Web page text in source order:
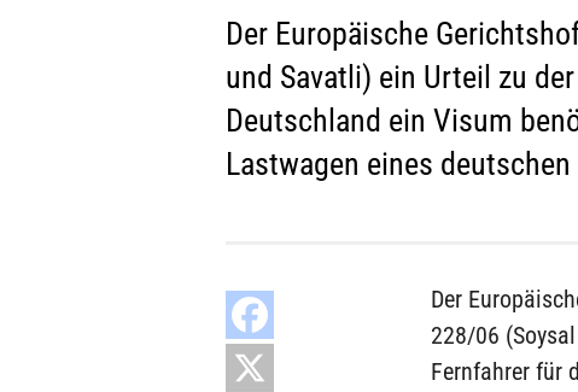
Der Europäische
und Savatli) ein Urteil zu
Deutschland ein Visum
Lastwagen eines
Der
228/06
Fernfahrer für